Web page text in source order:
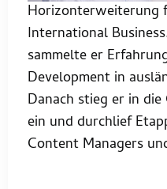
Horizonterweiterung
International
sammelte er
Development in
Danach stieg er in
ein und durchlief
Content Managers